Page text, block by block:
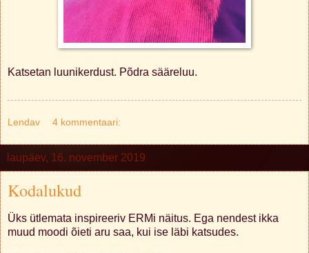
Katsetan luunikerdust. Põdra sääreluu.
Lendav 4 kommentaari:
laupäev, 16. november 2019
Kodalukud
Üks ütlemata inspireeriv ERMi näitus. Ega nendest ikka
muud moodi õieti aru saa, kui ise läbi katsudes.